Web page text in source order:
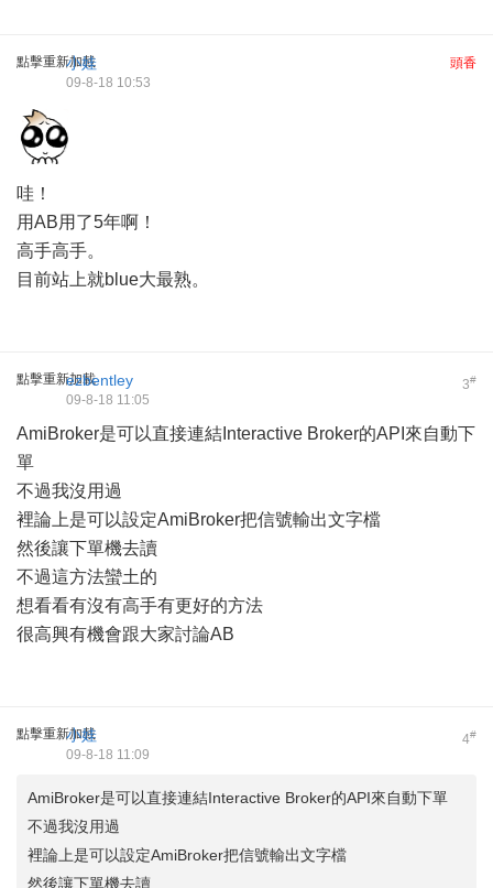
點擊重新加載 頭香
小娃
09-8-18 10:53
哇！
用AB用了5年啊！
高手高手。
目前站上就blue大最熟。
點擊重新加載 3#
ezbentley
09-8-18 11:05
AmiBroker是可以直接連結Interactive Broker的API來自動下
單
不過我沒用過
裡論上是可以設定AmiBroker把信號輸出文字檔
然後讓下單機去讀
不過這方法蠻土的
想看看有沒有高手有更好的方法
很高興有機會跟大家討論AB
點擊重新加載 4#
小娃
09-8-18 11:09
AmiBroker是可以直接連結Interactive Broker的API來自動下單
不過我沒用過
裡論上是可以設定AmiBroker把信號輸出文字檔
然後讓下單機去讀